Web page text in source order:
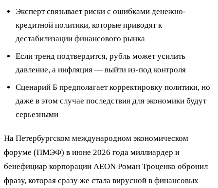
Эксперт связывает риски с ошибками денежно-
кредитной политики, которые приводят к
дестабилизации финансового рынка
Если тренд подтвердится, рубль может усилить
давление, а инфляция — выйти из-под контроля
Сценарий Б предполагает корректировку политики, но
даже в этом случае последствия для экономики будут
серьезными
На Петербургском международном экономическом
форуме (ПМЭФ) в июне 2026 года миллиардер и
бенефициар корпорации AEON Роман Троценко обронил
фразу, которая сразу же стала вирусной в финансовых